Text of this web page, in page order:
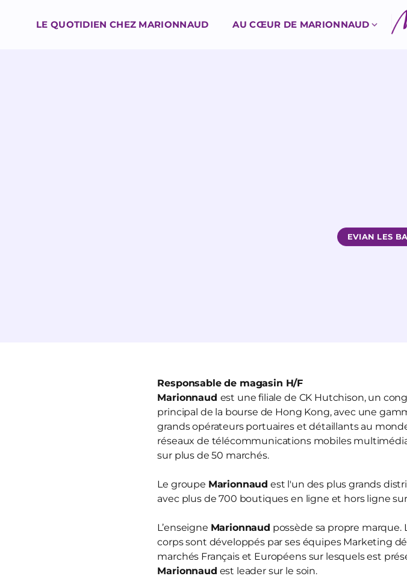
LE QUOTIDIEN CHEZ MARIONNAUD AU CŒUR DE MARIONNAUD
EVIAN LES
Responsable de magasin H/F
Marionnaud est une filiale de CK Hutchison, un
principal de la bourse de Hong Kong, avec une
grands opérateurs portuaires et détaillants au
réseaux de télécommunications mobiles
sur plus de 50 marchés.
Le groupe Marionnaud est l'un des plus grands
avec plus de 700 boutiques en ligne et hors ligne
L’enseigne Marionnaud possède sa propre marque.
corps sont développés par ses équipes Marketing
marchés Français et Européens sur lesquels est
Marionnaud est leader sur le soin.